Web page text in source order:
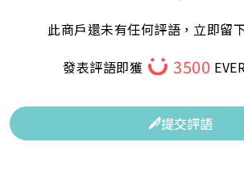
此商戶還未有任何評語，立即留
發表評語即獲
3500
提交評語